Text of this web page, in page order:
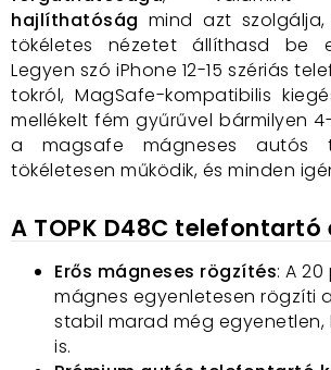
hajlíthatóság mind azt
tökéletes nézetet állíthasd be
Legyen szó iPhone 12-15 szériás
tokról, MagSafe-kompatibilis
mellékelt fém gyűrűvel bármilyen
a magsafe mágneses autós
tökéletesen működik, és minden
A TOPK D48C telefontartó
Erős mágneses rögzítés: A
mágnes egyenletesen rögzíti
stabil marad még egyenetlen,
is.